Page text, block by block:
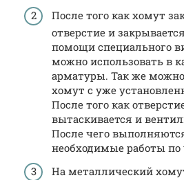
После того как хомут
отверстие и
помощи специального
можно использовать в
арматуры. Так же
хомут с уже
После того как
вытаскивается и
После чего
необходимые работы по
На металлический